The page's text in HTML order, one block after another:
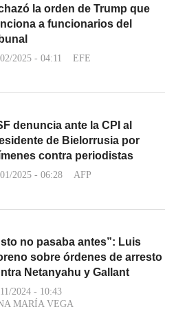
la orden de Trump que
a funcionarios del
2025 - 04:11 EFE
denuncia ante la CPI al
de Bielorrusia por
contra periodistas
2025 - 06:28 AFP
no pasaba antes”: Luis
sobre órdenes de arresto
Netanyahu y Gallant
2024 - 10:43
MARÍA VEGA